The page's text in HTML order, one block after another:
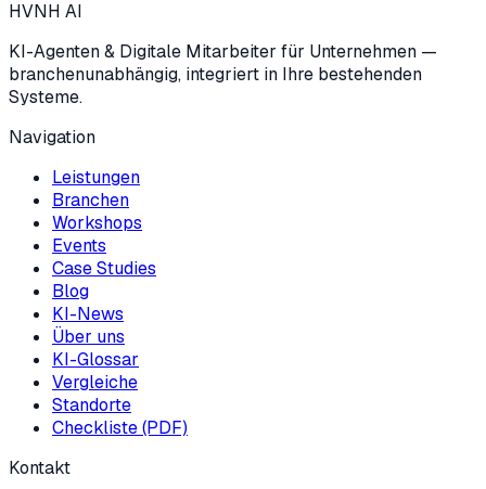
HVNH AI
KI-Agenten & Digitale Mitarbeiter für Unternehmen —
branchenunabhängig, integriert in Ihre bestehenden
Systeme.
Navigation
Leistungen
Branchen
Workshops
Events
Case Studies
Blog
KI-News
Über uns
KI-Glossar
Vergleiche
Standorte
Checkliste (PDF)
Kontakt